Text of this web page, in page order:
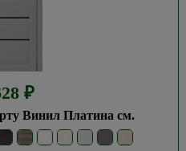
₽
Винил Платина см.